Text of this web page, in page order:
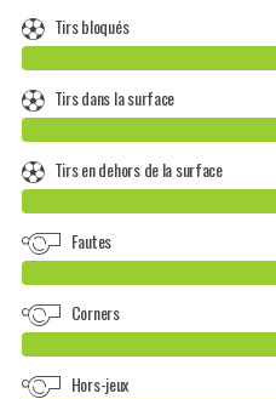
Tirs bloqués
Tirs dans la surface
Tirs en dehors de la surface
Fautes
Corners
Hors-jeux